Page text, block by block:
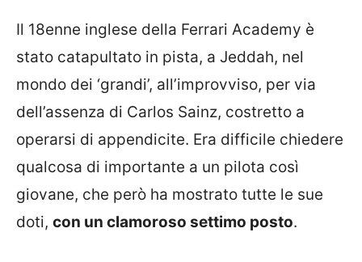
Il 18enne inglese della Ferrari Academy è
stato catapultato in pista, a Jeddah, nel
mondo dei ‘grandi’, all’improvviso, per via
dell’assenza di Carlos Sainz, costretto a
operarsi di appendicite. Era difficile chiedere
qualcosa di importante a un pilota così
giovane, che però ha mostrato tutte le sue
doti, con un clamoroso settimo posto.